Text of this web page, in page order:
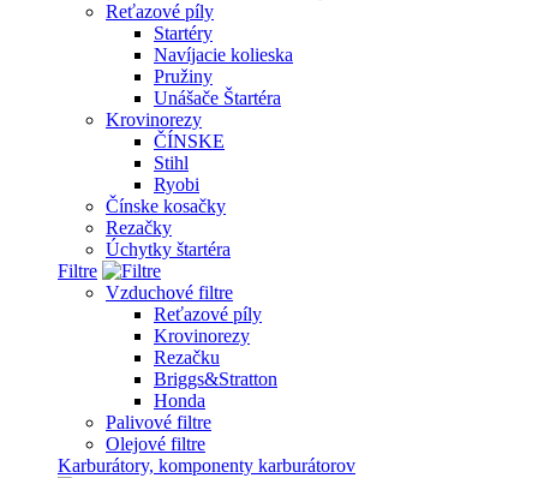
Reťazové píly
Startéry
Navíjacie kolieska
Pružiny
Unášače Štartéra
Krovinorezy
ČÍNSKE
Stihl
Ryobi
Čínske kosačky
Rezačky
Úchytky štartéra
Filtre
Vzduchové filtre
Reťazové píly
Krovinorezy
Rezačku
Briggs&Stratton
Honda
Palivové filtre
Olejové filtre
Karburátory, komponenty karburátorov